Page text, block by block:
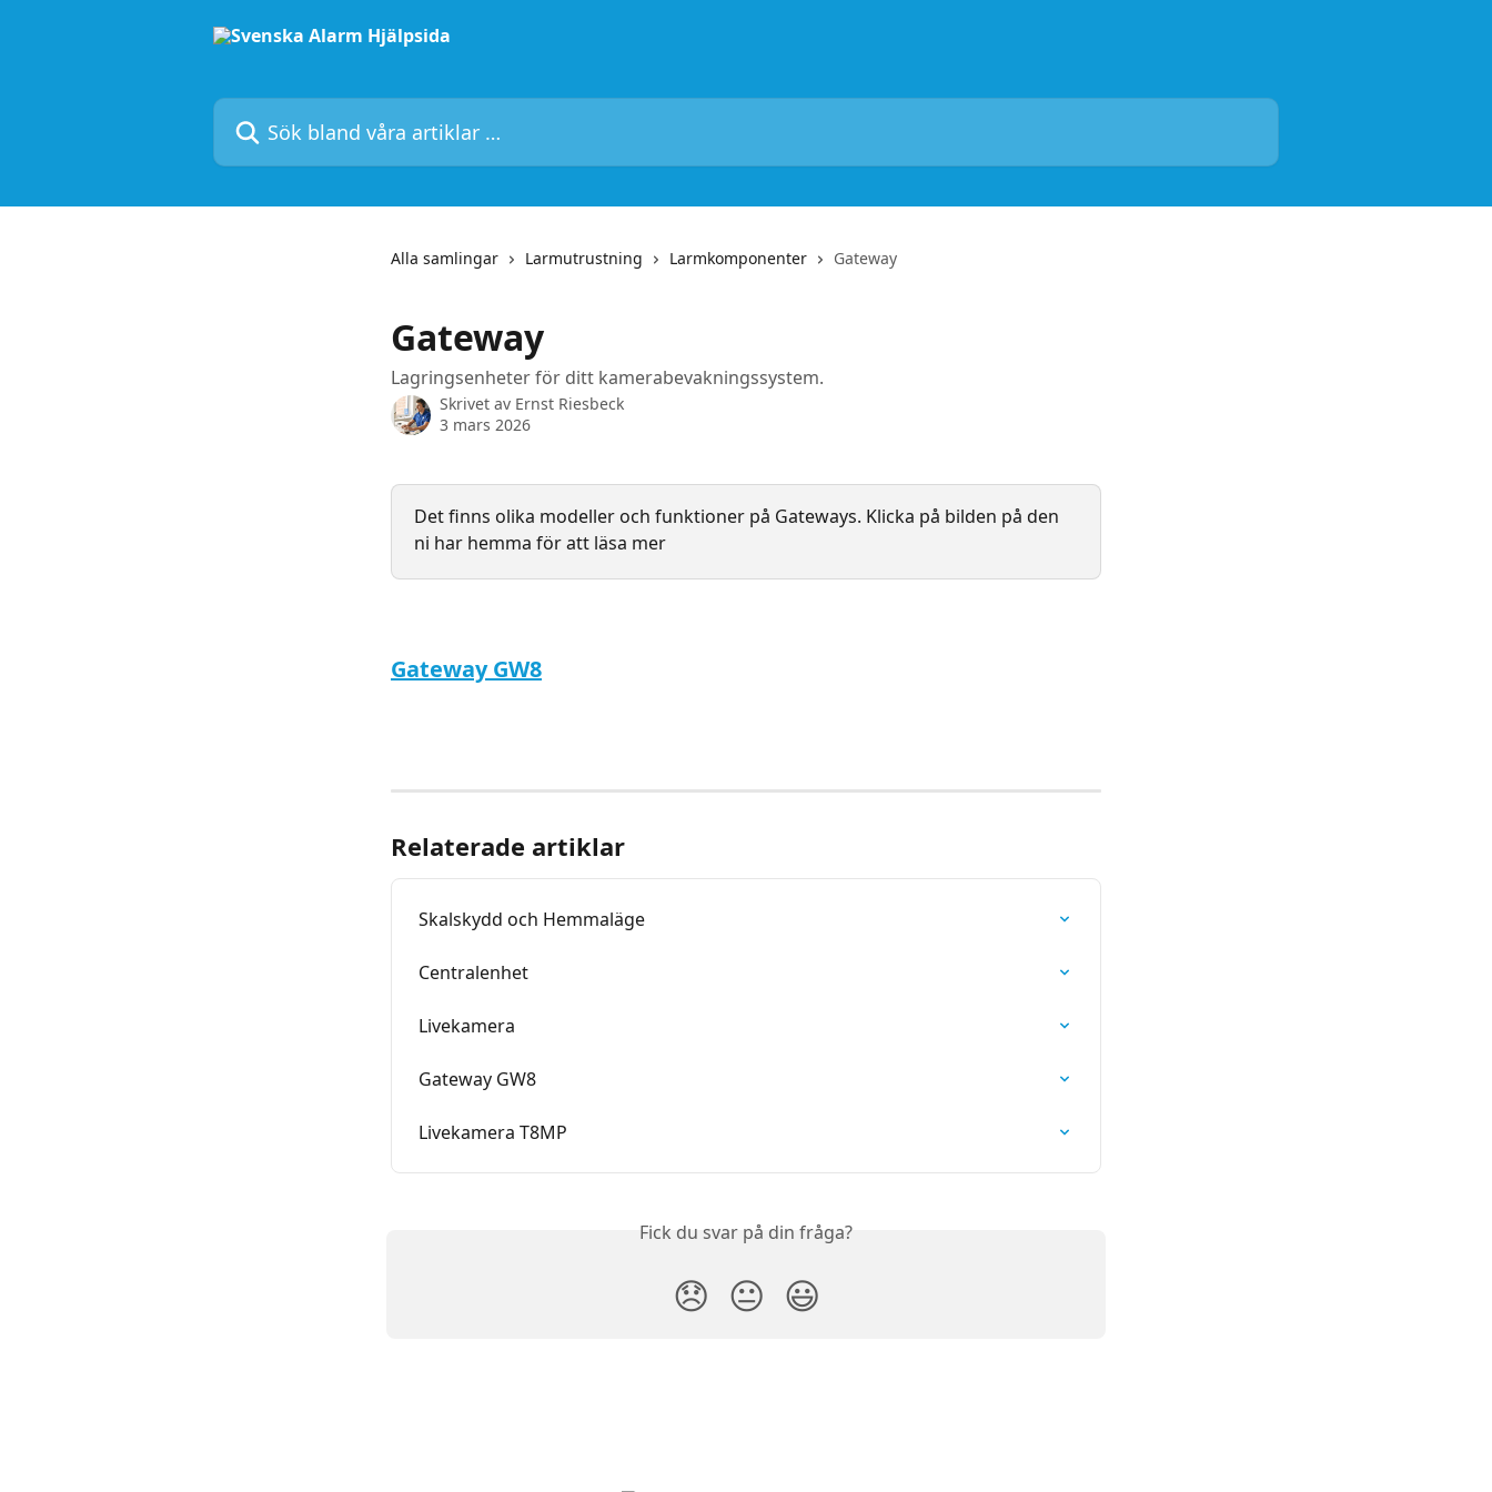
Sök bland våra artiklar …
Alla samlingar Larmutrustning Larmkomponenter Gateway
Gateway
Lagringsenheter för ditt kamerabevakningssystem.
Skrivet av Ernst Riesbeck
3 mars 2026
Det finns olika modeller och funktioner på Gateways. Klicka på bilden på den
ni har hemma för att läsa mer
Gateway GW8
Relaterade artiklar
Skalskydd och Hemmaläge
Centralenhet
Livekamera
Gateway GW8
Livekamera T8MP
Fick du svar på din fråga?
😞 😐 😃